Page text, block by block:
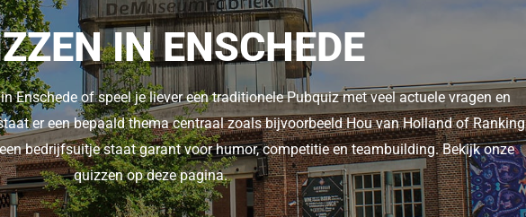
IN ENSCHEDE
Enschede of speel je liever een traditionele Pubquiz met veel actuele vragen en
er een bepaald thema centraal zoals bijvoorbeeld Hou van Holland of Ranking
bedrijfsuitje staat garant voor humor, competitie en teambuilding. Bekijk onze
quizzen op deze pagina.